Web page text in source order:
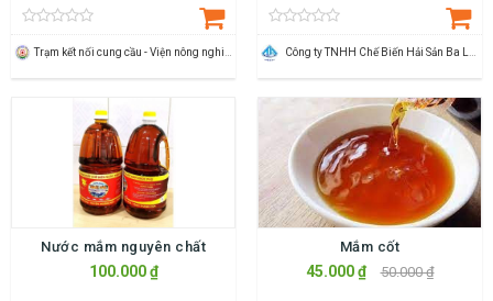
Nước mắm nguyên chất
100.000 ₫
Mắm cốt
45.000 ₫ 50.000 ₫